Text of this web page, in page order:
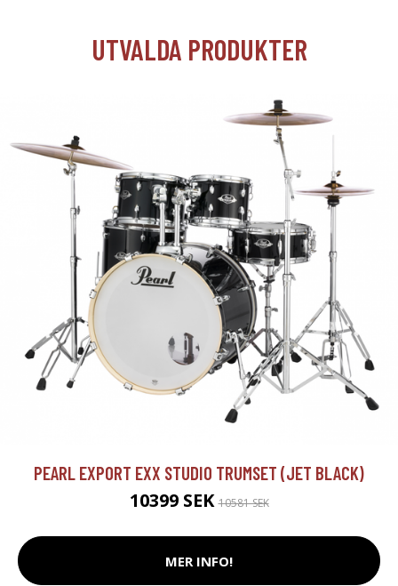
UTVALDA PRODUKTER
PEARL EXPORT EXX STUDIO TRUMSET (JET BLACK)
10399 SEK10581 SEK
MER INFO!